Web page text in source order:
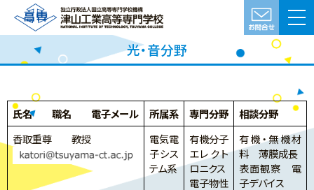
光・音分野
氏名 職名 電子メール 所属系 専門分野
相談分野
香取重尊 教授
電気電
子シス
テム系
有機分子
エレクト
ロニクス
電子物性
有機・無機材
料 薄膜成長
表面観察 電
子デバイス